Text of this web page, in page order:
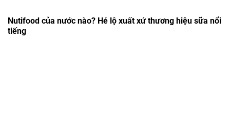
Nutifood của nước nào? Hé lộ xuất xứ thương hiệu sữa nổi
tiếng